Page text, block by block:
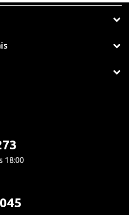
18:00